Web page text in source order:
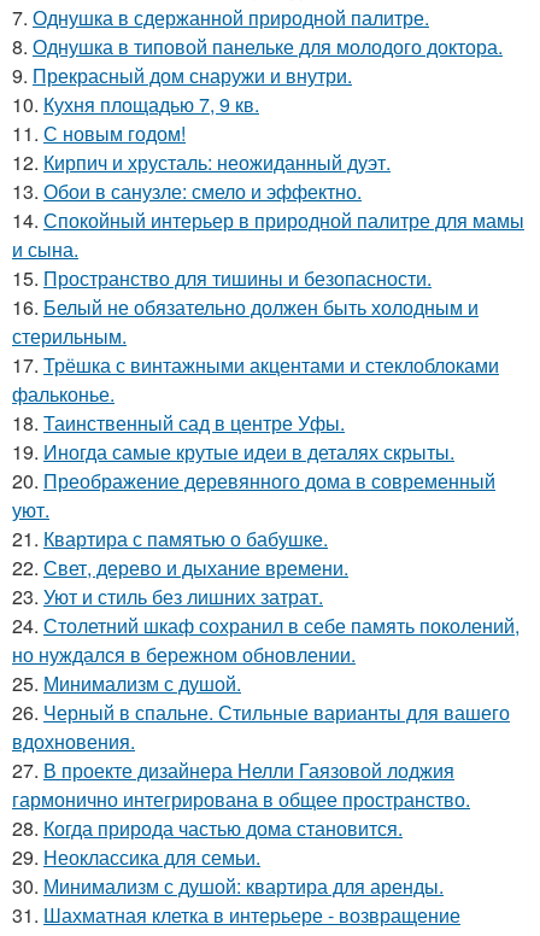
7. Однушка в сдержанной природной палитре.
8. Однушка в типовой панельке для молодого доктора.
9. Прекрасный дом снаружи и внутри.
10. Кухня площадью 7, 9 кв.
11. С новым годом!
12. Кирпич и хрусталь: неожиданный дуэт.
13. Обои в санузле: смело и эффектно.
14. Спокойный интерьер в природной палитре для мамы
и сына.
15. Пространство для тишины и безопасности.
16. Белый не обязательно должен быть холодным и
стерильным.
17. Трёшка с винтажными акцентами и стеклоблоками
фальконье.
18. Таинственный сад в центре Уфы.
19. Иногда самые крутые идеи в деталях скрыты.
20. Преображение деревянного дома в современный
уют.
21. Квартира с памятью о бабушке.
22. Свет, дерево и дыхание времени.
23. Уют и стиль без лишних затрат.
24. Столетний шкаф сохранил в себе память поколений,
но нуждался в бережном обновлении.
25. Минимализм с душой.
26. Черный в спальне. Стильные варианты для вашего
вдохновения.
27. В проекте дизайнера Нелли Гаязовой лоджия
гармонично интегрирована в общее пространство.
28. Когда природа частью дома становится.
29. Неоклассика для семьи.
30. Минимализм с душой: квартира для аренды.
31. Шахматная клетка в интерьере - возвращение